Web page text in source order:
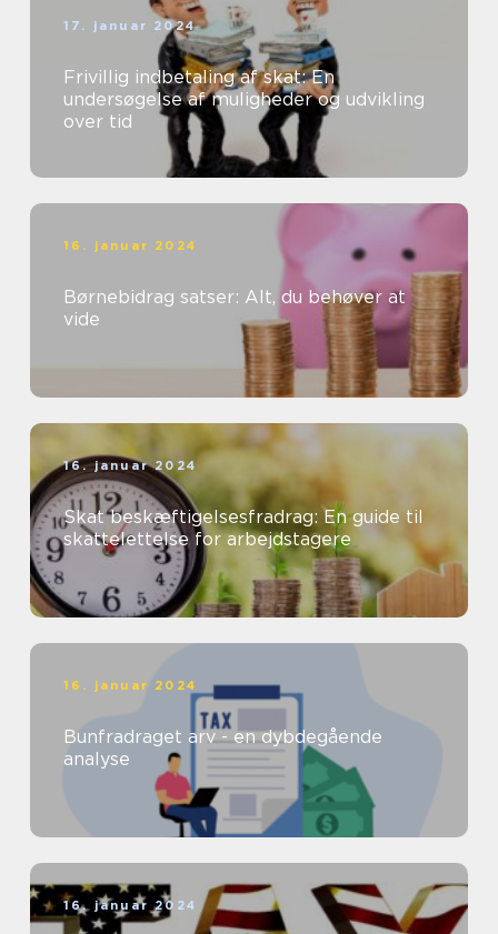
17. januar 2024
Frivillig indbetaling af skat: En
undersøgelse af muligheder og udvikling
over tid
16. januar 2024
Børnebidrag satser: Alt, du behøver at
vide
16. januar 2024
Skat beskæftigelsesfradrag: En guide til
skattelettelse for arbejdstagere
16. januar 2024
Bunfradraget arv - en dybdegående
analyse
16. januar 2024